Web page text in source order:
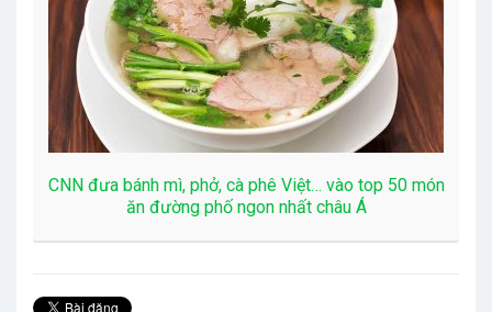
CNN đưa bánh mì, phở, cà phê Việt… vào top 50 món
ăn đường phố ngon nhất châu Á